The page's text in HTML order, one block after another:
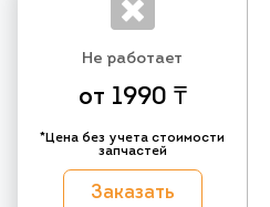
Не работает
от 1990 ₸
*Цена без учета стоимости
запчастей
Заказать